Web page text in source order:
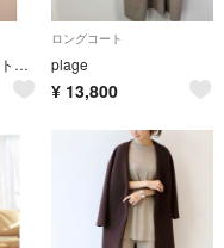
Plage ロングコート スポンジリバーコート ノーカラーコート グレージュ
ロングコート
plage
¥ 13,800